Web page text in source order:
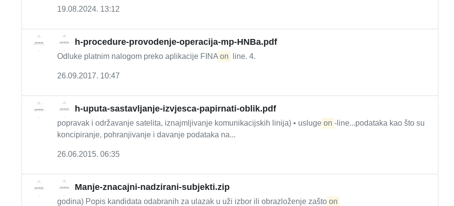
19.08.2024. 13:12
h-procedure-provodenje-operacija-mp-HNBa.pdf
Odluke platnim nalogom preko aplikacije FINA on line. 4.
26.09.2017. 10:47
h-uputa-sastavljanje-izvjesca-papirnati-oblik.pdf
popravak i održavanje satelita, iznajmljivanje komunikacijskih linija) • usluge on -line...podataka kao što su
koncipiranje, pohranjivanje i davanje podataka na...
26.06.2015. 06:35
Manje-znacajni-nadzirani-subjekti.zip
godina) Popis kandidata odabranih za ulazak u uži izbor ili obrazloženje zašto on